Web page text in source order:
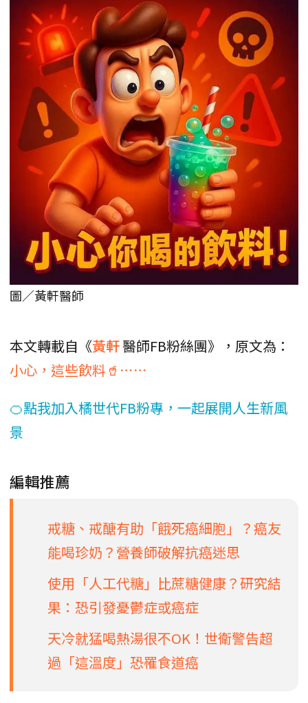
圖／黃軒醫師
本文轉載自《黃軒醫師FB粉絲團》，原文為：
小心，這些飲料🥤⋯⋯
🍊點我加入橘世代FB粉專，一起展開人生新風
景
編輯推薦
戒糖、戒醣有助「餓死癌細胞」？癌友
能喝珍奶？營養師破解抗癌迷思
使用「人工代糖」比蔗糖健康？研究結
果：恐引發憂鬱症或癌症
天冷就猛喝熱湯很不OK！世衛警告超
過「這溫度」恐罹食道癌